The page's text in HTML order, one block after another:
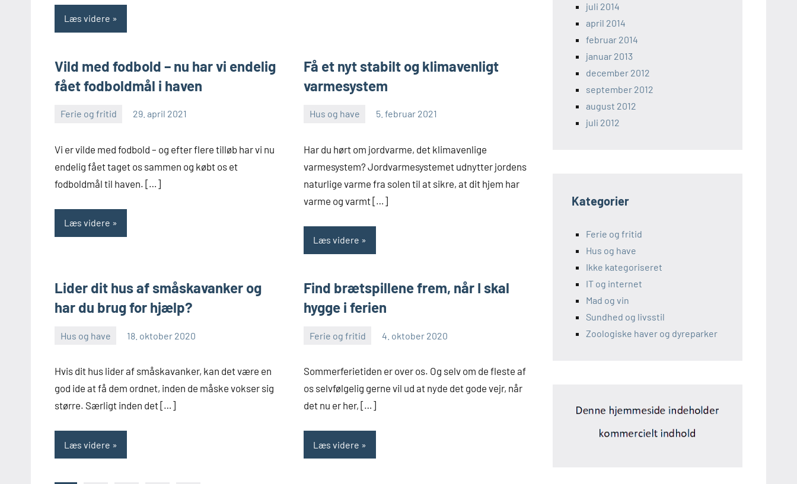
Læs videre
Vild med fodbold – nu har vi endelig
fået fodboldmål i haven
Ferie og fritid 29. april 2021
Skribenten
Vi er vilde med fodbold – og efter flere tilløb har vi nu
endelig fået taget os sammen og købt os et
fodboldmål til haven. […]
Læs videre
Få et nyt stabilt og klimavenligt
varmesystem
Hus og have 5. februar 2021
Skribenten
Har du hørt om jordvarme, det klimavenlige
varmesystem? Jordvarmesystemet udnytter jordens
naturlige varme fra solen til at sikre, at dit hjem har
varme og varmt […]
Læs videre
Lider dit hus af småskavanker og
har du brug for hjælp?
Hus og have 18. oktober 2020
Skribenten
Hvis dit hus lider af småskavanker, kan det være en
god ide at få dem ordnet, inden de måske vokser sig
større. Særligt inden det […]
Læs videre
Find brætspillene frem, når I skal
hygge i ferien
Ferie og fritid 4. oktober 2020
Skribenten
Sommerferietiden er over os. Og selv om de fleste af
os selvfølgelig gerne vil ud at nyde det gode vejr, når
det nu er her, […]
Læs videre
juli 2014
april 2014
februar 2014
januar 2013
december 2012
september 2012
august 2012
juli 2012
Kategorier
Ferie og fritid
Hus og have
Ikke kategoriseret
IT og internet
Mad og vin
Sundhed og livsstil
Zoologiske haver og dyreparker